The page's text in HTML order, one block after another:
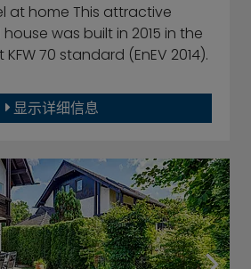
at home This attractive
was built in 2015 in the
70 standard (EnEV 2014).
显示详细信息